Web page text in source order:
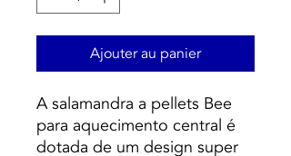
Ajouter au panier
A salamandra a pellets Bee
para aquecimento central é
dotada de um design super